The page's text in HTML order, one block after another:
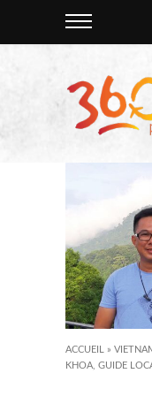
ACCUEIL »
KHOA, GUIDE